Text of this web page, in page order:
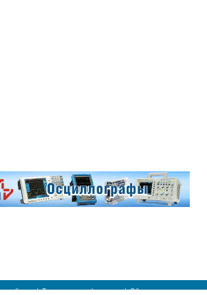
и события|Техническая информация|Обратная связь